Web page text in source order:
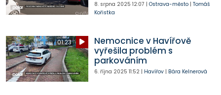
8. srpna 2025 12:07 | Ostrava-město| Tomáš
Kořistka
01:23
Nemocnice v Havířově
vyřešila problém s
parkováním
6. října 2025 11:52| Havířov| Bára Kelnerová